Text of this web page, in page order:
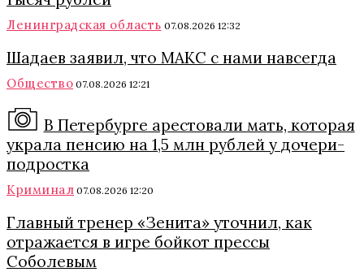
Ленинградская область 07.08.2026 12:32
Шадаев заявил, что МАКС с нами навсегда
Общество 07.08.2026 12:21
В Петербурге арестовали мать, которая
украла пенсию на 1,5 млн рублей у дочери-
подростка
Криминал 07.08.2026 12:20
Главный тренер «Зенита» уточнил, как
отражается в игре бойкот прессы
Соболевым